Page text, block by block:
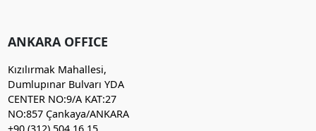
ANKARA OFFICE
Kızılırmak Mahallesi,
Dumlupınar Bulvarı YDA
CENTER NO:9/A KAT:27
NO:857 Çankaya/ANKARA